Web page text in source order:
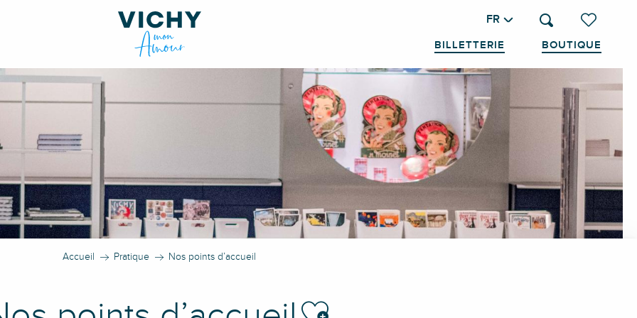
Voir les
Recherche
FR
BILLETTERIE BOUTIQUE
Accueil Pratique Nos points d’accueil